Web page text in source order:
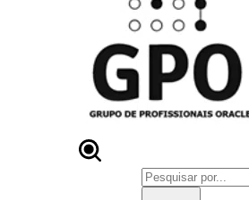
Pesquisar
por...